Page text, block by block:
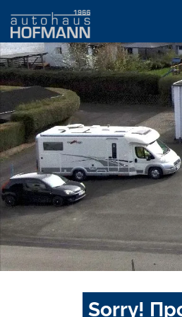
Sorry!